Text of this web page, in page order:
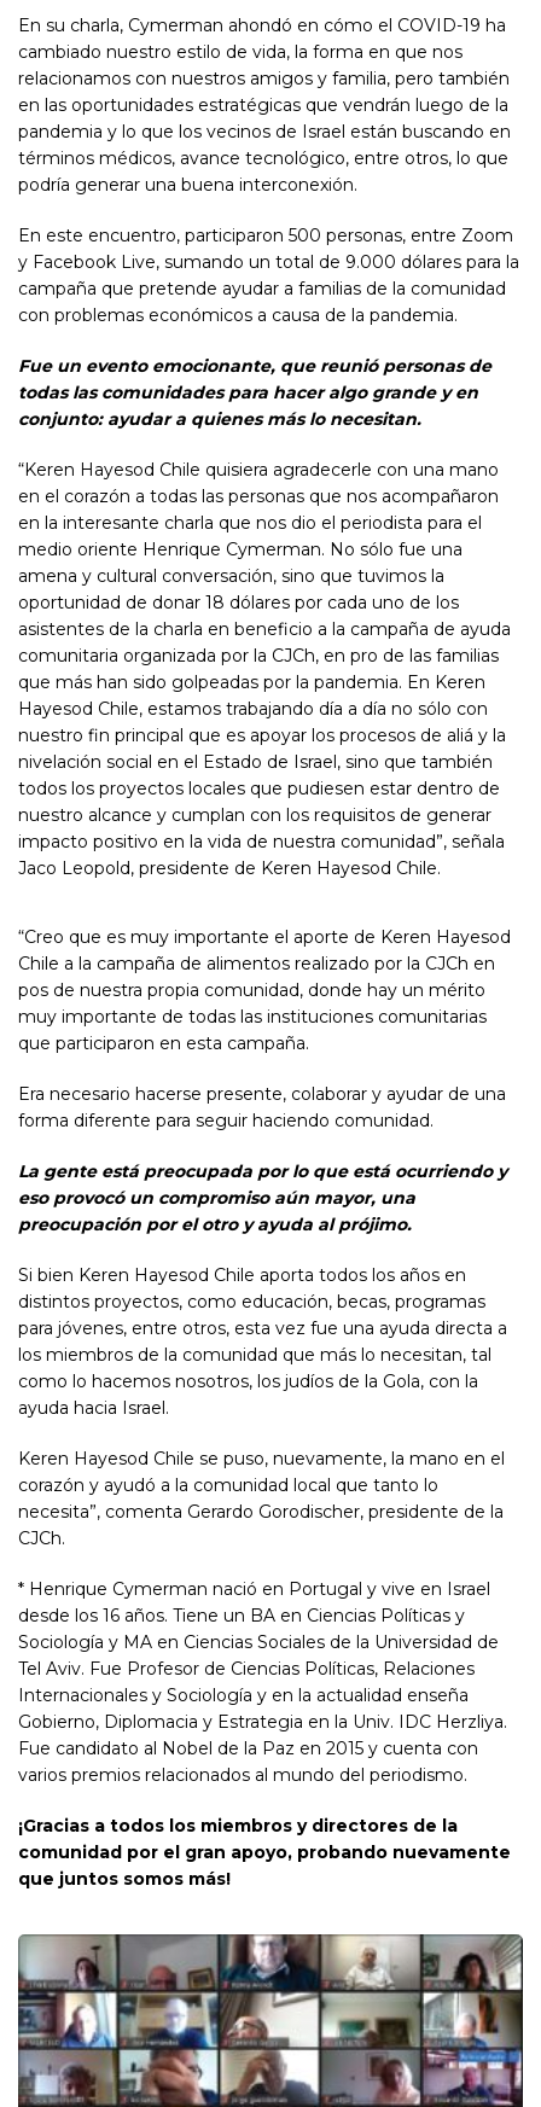
En su charla, Cymerman ahondó en cómo el COVID-19 ha
cambiado nuestro estilo de vida, la forma en que nos
relacionamos con nuestros amigos y familia, pero también
en las oportunidades estratégicas que vendrán luego de la
pandemia y lo que los vecinos de Israel están buscando en
términos médicos, avance tecnológico, entre otros, lo que
podría generar una buena interconexión.
En este encuentro, participaron 500 personas, entre Zoom
y Facebook Live, sumando un total de 9.000 dólares para la
campaña que pretende ayudar a familias de la comunidad
con problemas económicos a causa de la pandemia.
Fue un evento emocionante, que reunió personas de
todas las comunidades para hacer algo grande y en
conjunto: ayudar a quienes más lo necesitan.
“Keren Hayesod Chile quisiera agradecerle con una mano
en el corazón a todas las personas que nos acompañaron
en la interesante charla que nos dio el periodista para el
medio oriente Henrique Cymerman. No sólo fue una
amena y cultural conversación, sino que tuvimos la
oportunidad de donar 18 dólares por cada uno de los
asistentes de la charla en beneficio a la campaña de ayuda
comunitaria organizada por la CJCh, en pro de las familias
que más han sido golpeadas por la pandemia. En Keren
Hayesod Chile, estamos trabajando día a día no sólo con
nuestro fin principal que es apoyar los procesos de aliá y la
nivelación social en el Estado de Israel, sino que también
todos los proyectos locales que pudiesen estar dentro de
nuestro alcance y cumplan con los requisitos de generar
impacto positivo en la vida de nuestra comunidad”, señala
Jaco Leopold, presidente de Keren Hayesod Chile.
“Creo que es muy importante el aporte de Keren Hayesod
Chile a la campaña de alimentos realizado por la CJCh en
pos de nuestra propia comunidad, donde hay un mérito
muy importante de todas las instituciones comunitarias
que participaron en esta campaña.
Era necesario hacerse presente, colaborar y ayudar de una
forma diferente para seguir haciendo comunidad.
La gente está preocupada por lo que está ocurriendo y
eso provocó un compromiso aún mayor, una
preocupación por el otro y ayuda al prójimo.
Si bien Keren Hayesod Chile aporta todos los años en
distintos proyectos, como educación, becas, programas
para jóvenes, entre otros, esta vez fue una ayuda directa a
los miembros de la comunidad que más lo necesitan, tal
como lo hacemos nosotros, los judíos de la Gola, con la
ayuda hacia Israel.
Keren Hayesod Chile se puso, nuevamente, la mano en el
corazón y ayudó a la comunidad local que tanto lo
necesita”, comenta Gerardo Gorodischer, presidente de la
CJCh.
* Henrique Cymerman nació en Portugal y vive en Israel
desde los 16 años. Tiene un BA en Ciencias Políticas y
Sociología y MA en Ciencias Sociales de la Universidad de
Tel Aviv. Fue Profesor de Ciencias Políticas, Relaciones
Internacionales y Sociología y en la actualidad enseña
Gobierno, Diplomacia y Estrategia en la Univ. IDC Herzliya.
Fue candidato al Nobel de la Paz en 2015 y cuenta con
varios premios relacionados al mundo del periodismo.
¡Gracias a todos los miembros y directores de la
comunidad por el gran apoyo, probando nuevamente
que juntos somos más!